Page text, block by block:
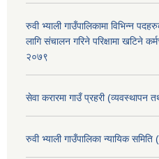
रुवी भ्याली गाउँपालिकामा विभिन्न
लागि संचालन गरिने परिक्षामा खटिने
२०७९
सेवा करारमा गाउँ प्रहरी (व्यवस्थापन
रुवी भ्याली गाउँपालिका न्यायिक समिति